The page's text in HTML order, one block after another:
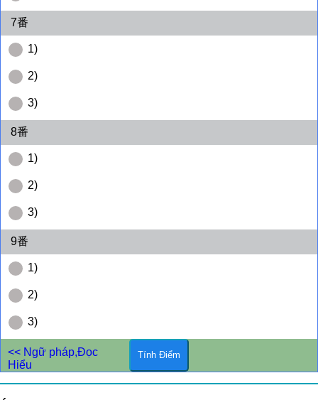
7番
1)
2)
3)
8番
1)
2)
3)
9番
1)
2)
3)
<< Ngữ pháp,Đọc
Hiểu